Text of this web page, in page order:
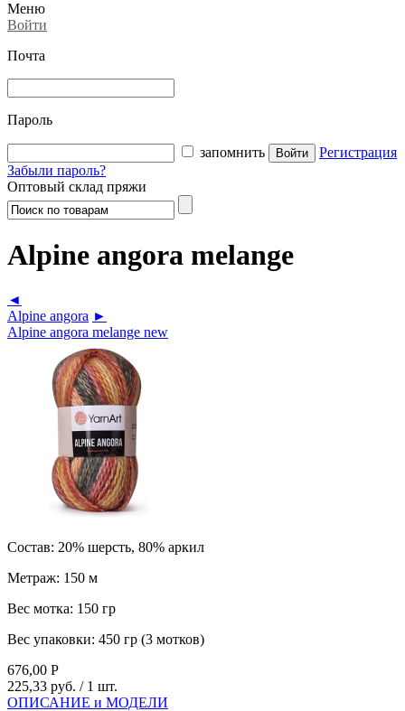
Меню
Войти
Почта
Пароль
запомнить
Регистрация
Забыли пароль?
Оптовый склад пряжи
Alpine angora melange
◄
Alpine angora ►
Alpine angora melange new
Состав: 20% шерсть, 80% аркил
Метраж: 150 м
Вес мотка: 150 гр
Вес упаковки: 450 гр (3 мотков)
676,00 Р
225,33 руб. / 1 шт.
ОПИСАНИЕ и МОДЕЛИ